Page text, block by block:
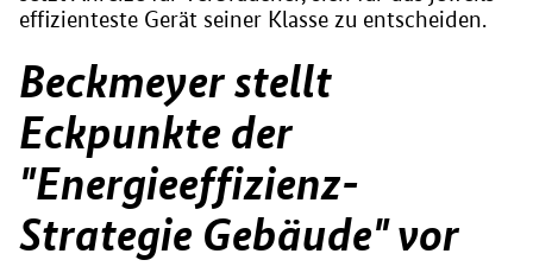
effizienteste Gerät seiner Klasse zu entscheiden.
Beckmeyer stellt
Eckpunkte der
"Energieeffizienz-
Strategie Gebäude" vor